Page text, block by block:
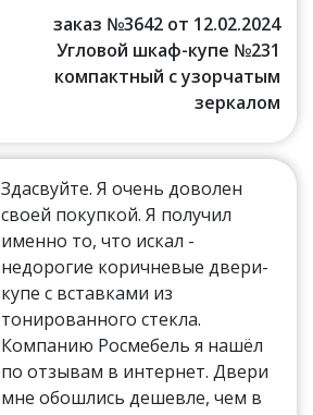
заказ №3642 от 12.02.2024
Угловой шкаф-купе №231
компактный с узорчатым
зеркалом
Здасвуйте. Я очень доволен
своей покупкой. Я получил
именно то, что искал -
недорогие коричневые двери-
купе с вставками из
тонированного стекла.
Компанию Росмебель я нашёл
по отзывам в интернет. Двери
мне обошлись дешевле, чем в